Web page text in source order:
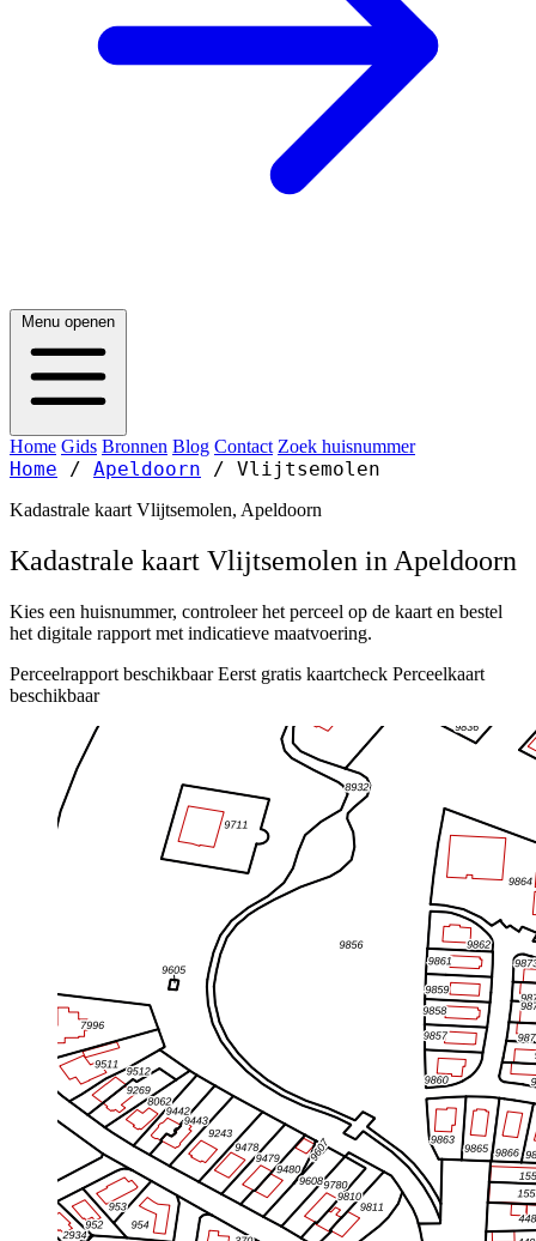
Menu openen
Home Gids Bronnen Blog Contact Zoek huisnummer
Home / Apeldoorn / Vlijtsemolen
Kadastrale kaart Vlijtsemolen, Apeldoorn
Kadastrale kaart Vlijtsemolen in Apeldoorn
Kies een huisnummer, controleer het perceel op de kaart en bestel
het digitale rapport met indicatieve maatvoering.
Perceelrapport beschikbaar Eerst gratis kaartcheck Perceelkaart
beschikbaar